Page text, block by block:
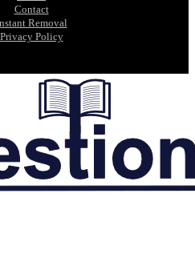
Contact
Removal
Privacy Policy